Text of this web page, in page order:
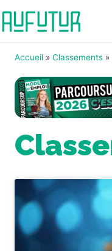
Accueil » Classements »